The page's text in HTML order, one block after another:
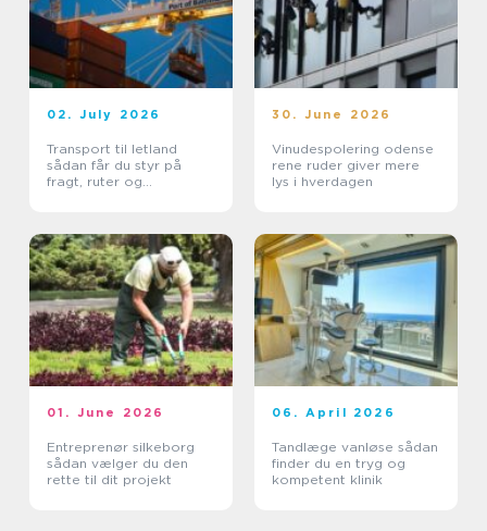
02. July 2026
Transport til letland
sådan får du styr på
fragt, ruter og
30. June 2026
Vinudespolering odense
rene ruder giver mere
lys i hverdagen
01. June 2026
Entreprenør silkeborg
sådan vælger du den
rette til dit projekt
06. April 2026
Tandlæge vanløse sådan
finder du en tryg og
kompetent klinik